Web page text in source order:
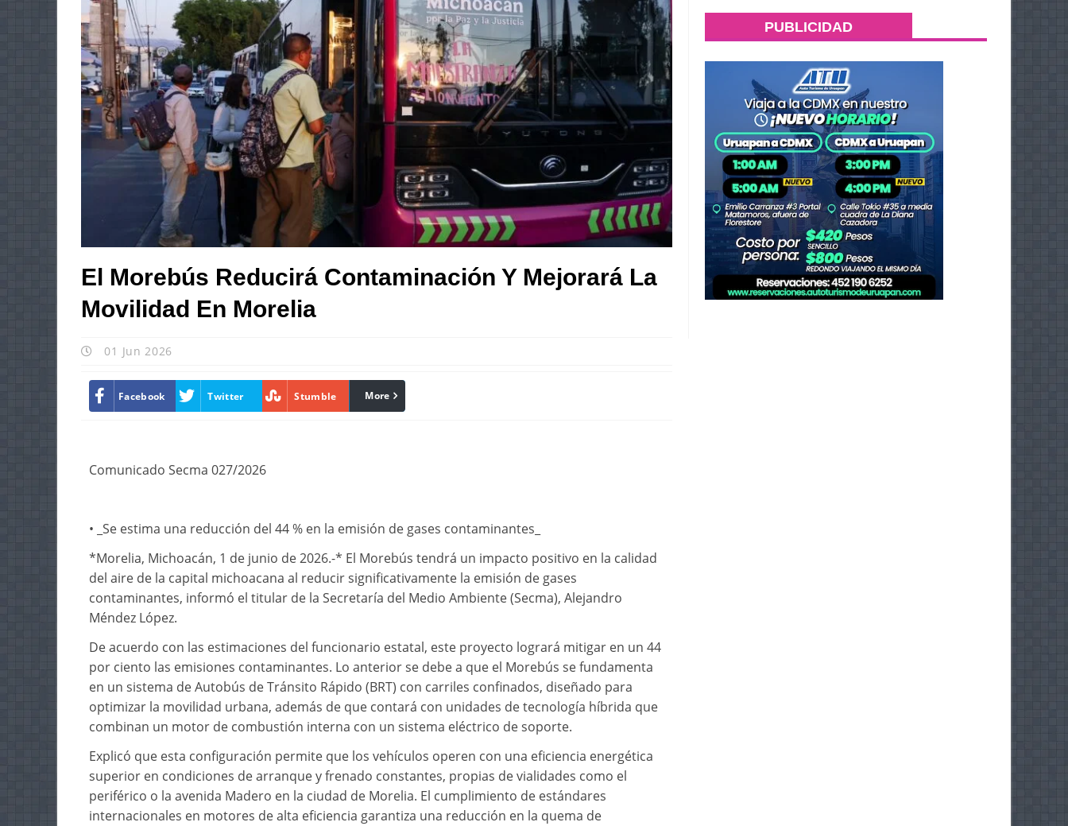
El Morebús Reducirá Contaminación Y Mejorará La
Movilidad En Morelia
01 Jun 2026
Facebook Twitter Stumble linkedin
More
Comunicado Secma 027/2026
• _Se estima una reducción del 44 % en la emisión de gases contaminantes_
*Morelia, Michoacán, 1 de junio de 2026.-* El Morebús tendrá un impacto positivo en la calidad
del aire de la capital michoacana al reducir significativamente la emisión de gases
contaminantes, informó el titular de la Secretaría del Medio Ambiente (Secma), Alejandro
Méndez López.
De acuerdo con las estimaciones del funcionario estatal, este proyecto logrará mitigar en un 44
por ciento las emisiones contaminantes. Lo anterior se debe a que el Morebús se fundamenta
en un sistema de Autobús de Tránsito Rápido (BRT) con carriles confinados, diseñado para
optimizar la movilidad urbana, además de que contará con unidades de tecnología híbrida que
combinan un motor de combustión interna con un sistema eléctrico de soporte.
Explicó que esta configuración permite que los vehículos operen con una eficiencia energética
superior en condiciones de arranque y frenado constantes, propias de vialidades como el
periférico o la avenida Madero en la ciudad de Morelia. El cumplimiento de estándares
internacionales en motores de alta eficiencia garantiza una reducción en la quema de
PUBLICIDAD